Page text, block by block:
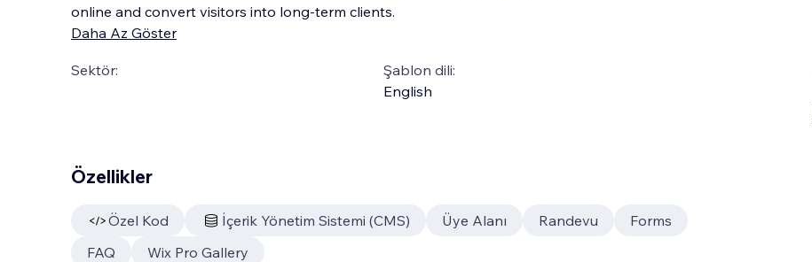
online and convert visitors into long-term clients.
Daha Az Göster
Sektör:
Şablon dili:
English
Özellikler
Özel Kod İçerik Yönetim Sistemi (CMS) Üye Alanı Randevu
Forms
FAQ
Wix Pro Gallery